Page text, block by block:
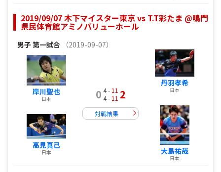
2019/09/07 木下マイスター東京 vs T.T彩たま @鳴門
県民体育館アミノバリューホール
男子第一試合 （2019-09-07）
岸川聖也
日本
高見真己
日本
0 4 - 11
4 - 11 2
対戦結果
丹羽孝希
日本
大島祐哉
日本